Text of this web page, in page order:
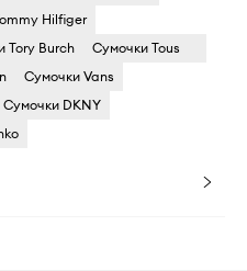
Hilfiger
Tory Burch
Сумочки Tous
Сумочки Vans
Сумочки DKNY